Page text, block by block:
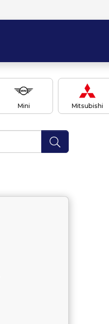
Mini Mitsubishi